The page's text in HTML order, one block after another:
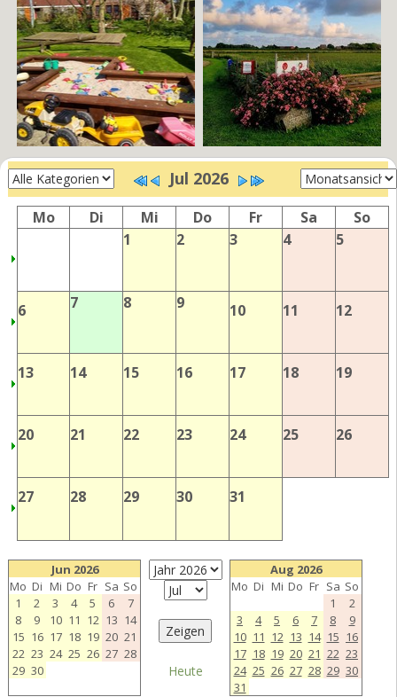
Jul 2026
Mo Di Mi Do Fr Sa
So
1
2 3 4 5
6 7 8 9 10 11 12
13 14 15 16 17 18 19
20 21 22 23 24 25 26
27 28 29 30 31
Jun 2026
Mo Di Mi Do Fr Sa So
1
2 3 4 5 6
7
8
9 10 11 12 13 14
15 16 17 18 19 20 21
22 23 24 25 26 27 28
29 30 Heute
Aug 2026
Mo Di Mi Do Fr Sa So
1
2
3
4 5 6 7 8
9
10 11 12 13 14 15 16
17 18 19 20 21 22 23
24 25 26 27 28 29 30
31